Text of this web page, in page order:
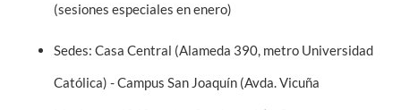
(sesiones especiales en enero)
Sedes: Casa Central (Alameda 390, metro Universidad
Católica) - Campus San Joaquín (Avda. Vicuña